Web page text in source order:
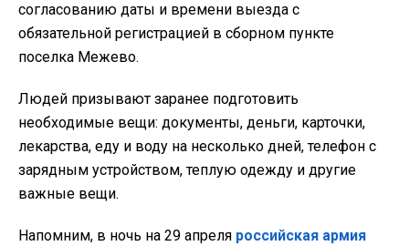
согласованию даты и времени выезда с
обязательной регистрацией в сборном пункте
поселка Межево.
Людей призывают заранее подготовить
необходимые вещи: документы, деньги, карточки,
лекарства, еду и воду на несколько дней, телефон с
зарядным устройством, теплую одежду и другие
важные вещи.
Напомним, в ночь на 29 апреля российская армия